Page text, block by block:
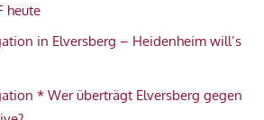
heute
in Elversberg – Heidenheim will’s
* Wer überträgt Elversberg gegen